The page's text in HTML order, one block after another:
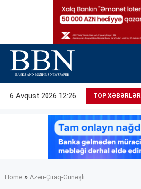
6 Avqust 2026 12:26 TOP XƏBƏRLƏR
Home » Azəri-Çıraq-Günəşli